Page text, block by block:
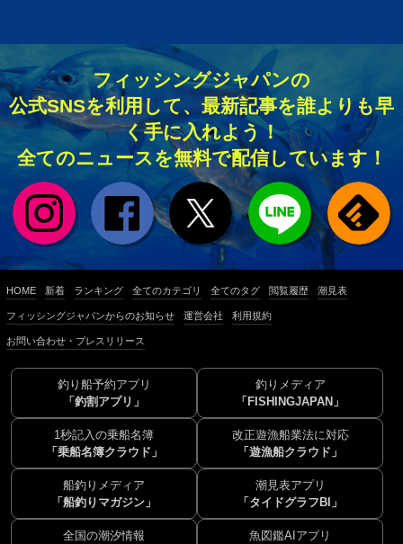
フィッシングジャパンの
公式SNSを利用して、最新記事を誰よりも早
く手に入れよう！
全てのニュースを無料で配信しています！
HOME 新着 ランキング 全てのカテゴリ 全てのタグ 閲覧履歴 潮見表
フィッシングジャパンからのお知らせ 運営会社 利用規約
お問い合わせ・プレスリリース
釣り船予約アプリ
「釣割アプリ」
釣りメディア
「FISHINGJAPAN」
1秒記入の乗船名簿
「乗船名簿クラウド」
改正遊漁船業法に対応
「遊漁船クラウド」
船釣りメディア
「船釣りマガジン」
潮見表アプリ
「タイドグラフBI」
全国の潮汐情報
魚図鑑AIアプリ